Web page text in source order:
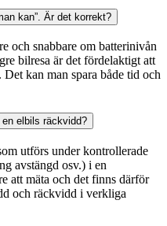
kan”. Är det korrekt?
och snabbare om batterinivån
bilresa är det fördelaktigt att
kan man spara både tid och
elbils räckvidd?
utförs under kontrollerade
avstängd osv.) i en
att mäta och det finns därför
och räckvidd i verkliga